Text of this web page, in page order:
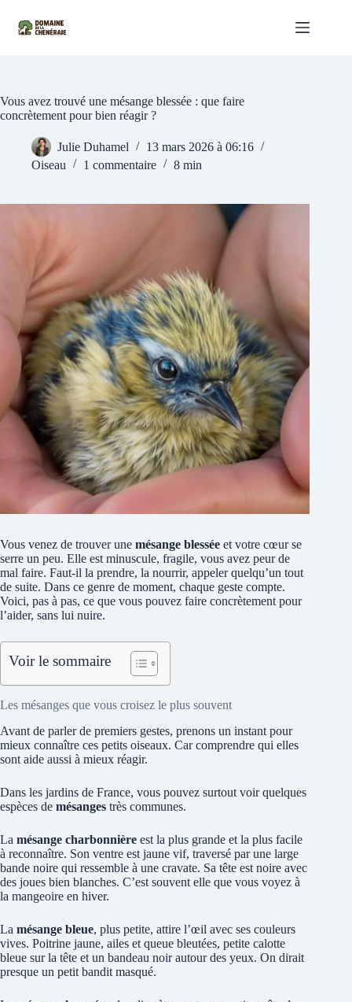
contenu
Vous avez trouvé une mésange blessée : que faire
concrètement pour bien réagir ?
Julie Duhamel
13 mars 2026 à 06:16
Oiseau
1 commentaire 8 min
Vous venez de trouver une mésange blessée et votre cœur se
serre un peu. Elle est minuscule, fragile, vous avez peur de
mal faire. Faut-il la prendre, la nourrir, appeler quelqu’un tout
de suite. Dans ce genre de moment, chaque geste compte.
Voici, pas à pas, ce que vous pouvez faire concrètement pour
l’aider, sans lui nuire.
Voir le sommaire
Les mésanges que vous croisez le plus souvent
Avant de parler de premiers gestes, prenons un instant pour
mieux connaître ces petits oiseaux. Car comprendre qui elles
sont aide aussi à mieux réagir.
Dans les jardins de France, vous pouvez surtout voir quelques
espèces de mésanges très communes.
La mésange charbonnière est la plus grande et la plus facile
à reconnaître. Son ventre est jaune vif, traversé par une large
bande noire qui ressemble à une cravate. Sa tête est noire avec
des joues bien blanches. C’est souvent elle que vous voyez à
la mangeoire en hiver.
La mésange bleue, plus petite, attire l’œil avec ses couleurs
vives. Poitrine jaune, ailes et queue bleutées, petite calotte
bleue sur la tête et un bandeau noir autour des yeux. On dirait
presque un petit bandit masqué.